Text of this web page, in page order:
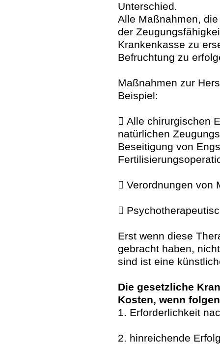
Unterschied.
Alle Maßnahmen,
der
Krankenkasse zu
Befruchtung zu
Maßnahmen zur
Beispiel:
 Alle chirurgischen
natürlichen
Beseitigung von
 Verordnungen von

Erst wenn diese
gebracht haben,
sind ist eine
Die gesetzliche
Kosten, wenn
1. Erforderlichkeit
2. hinreichende